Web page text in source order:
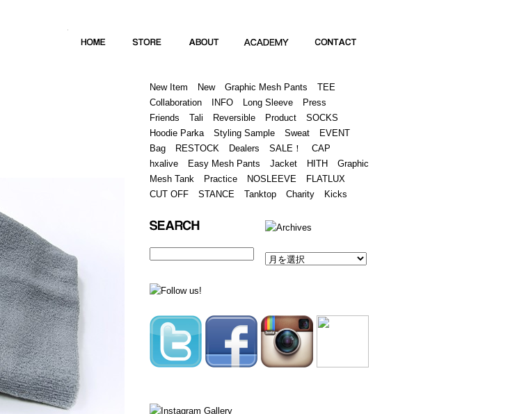
New Item New Graphic Mesh Pants
TEE
Collaboration
INFO Long Sleeve
Press
Friends
Tali Reversible Product
SOCKS
Hoodie Parka
Styling Sample Sweat
EVENT
Bag
RESTOCK Dealers SALE！
CAP
hxalive
Easy Mesh Pants Jacket HITH
Graphic
Mesh Tank
Practice NOSLEEVE
FLATLUX
CUT OFF
STANCE Tanktop Charity Kicks